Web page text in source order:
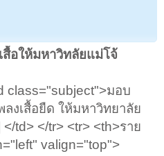
อให้มหาวิทลัยแม่โจ้
class="subject">มอบ
งเสื้อยืด ให้มหาวิทยาลัย
</td> </tr> <tr> <th>ราย
valign="top">